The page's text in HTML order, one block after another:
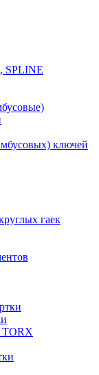
SPLINE
ключей
гаек
TORX